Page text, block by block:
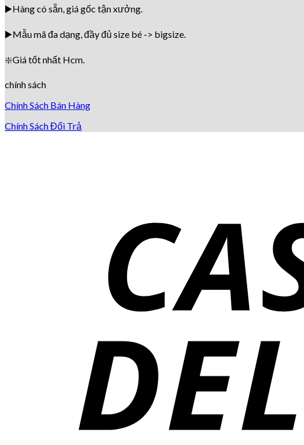
▶️Hàng có sẵn, giá gốc tận xưởng.
▶️Mẫu mã đa dạng, đầy đủ size bé -> bigsize.
❇️Giá tốt nhất Hcm.
chính sách
Chính Sách Bán Hàng
Chính Sách Đổi Trả